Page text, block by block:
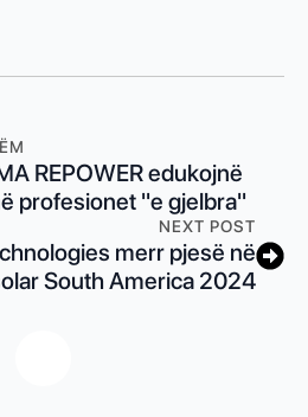
REPOWER edukojnë
profesionet "e gjelbra"
NEXT POST
merr pjesë në
South America 2024